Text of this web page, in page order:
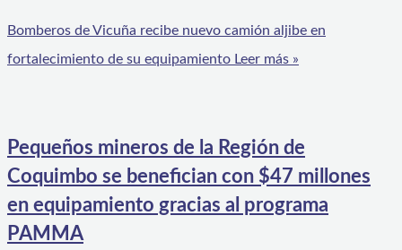
Bomberos de Vicuña recibe nuevo camión aljibe en
fortalecimiento de su equipamiento Leer más »
Pequeños mineros de la Región de
Coquimbo se benefician con $47 millones
en equipamiento gracias al programa
PAMMA